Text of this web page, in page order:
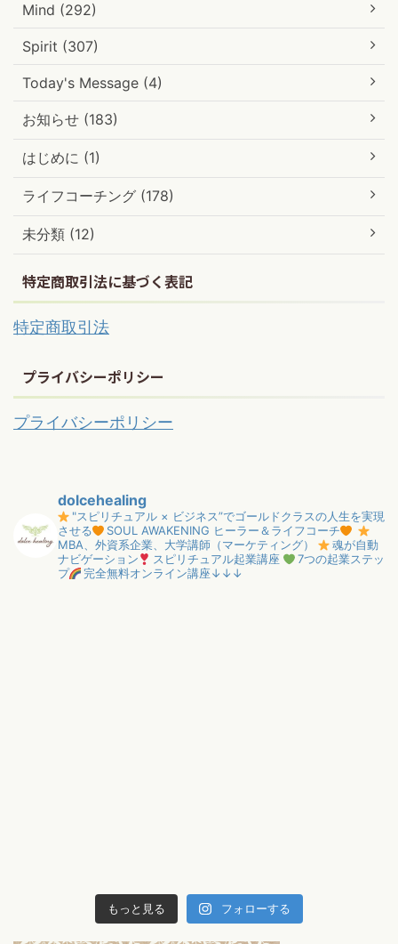
Mind (292)
Spirit (307)
Today's Message (4)
お知らせ (183)
はじめに (1)
ライフコーチング (178)
未分類 (12)
特定商取引法に基づく表記
特定商取引法
プライバシーポリシー
プライバシーポリシー
dolcehealing
"スピリチュアル × ビジネス”でゴールドクラスの人生を実現
させる
SOUL AWAKENING ヒーラー＆ライフコーチ
MBA、外資系企業、大学講師（マーケティング）
魂が自動
ナビゲーション
スピリチュアル起業講座
7つの起業ステッ
プ
完全無料オンライン講座↓↓↓
もっと見る フォローする